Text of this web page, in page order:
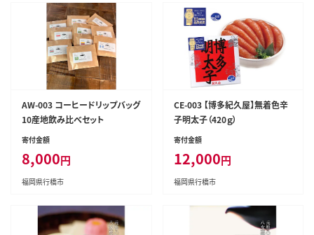
AW-003 コーヒードリップバッグ
10産地飲み比べセット
寄付金額
8,000円
福岡県行橋市
CE-003 【博多紀久屋】無着色辛
子明太子（420ｇ）
寄付金額
12,000円
福岡県行橋市